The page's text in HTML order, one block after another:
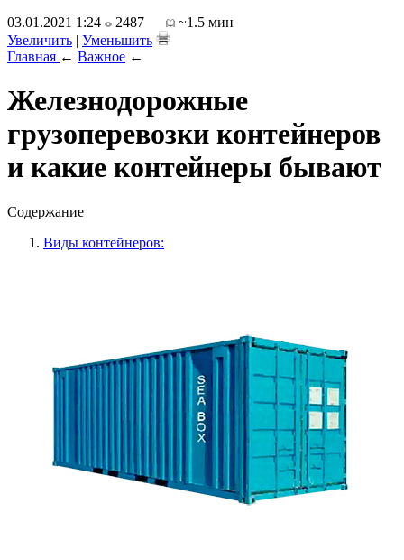
03.01.2021 1:24
2487
~1.5 мин
Увеличить | Уменьшить
Главная ← Важное ←
Железнодорожные
грузоперевозки контейнеров
и какие контейнеры бывают
Содержание
Виды контейнеров: